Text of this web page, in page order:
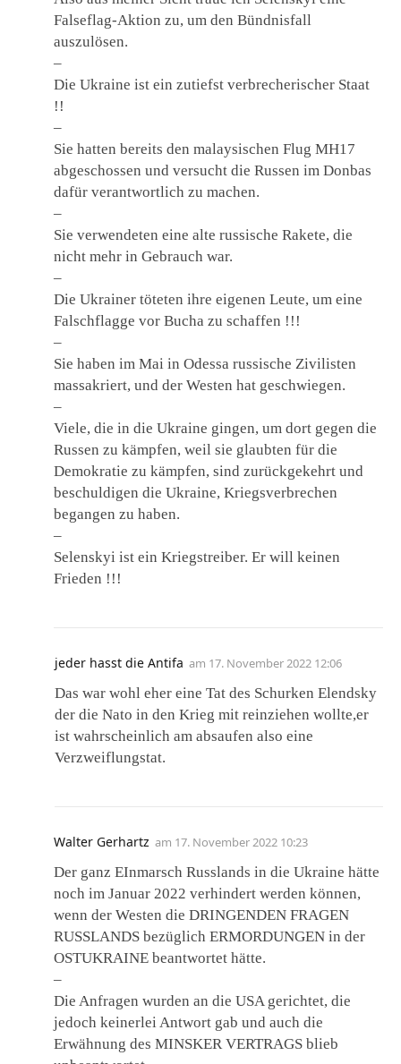
Falseflag-Aktion zu, um den Bündnisfall
auszulösen.
–
Die Ukraine ist ein zutiefst verbrecherischer Staat
!!
–
Sie hatten bereits den malaysischen Flug MH17
abgeschossen und versucht die Russen im Donbas
dafür verantwortlich zu machen.
–
Sie verwendeten eine alte russische Rakete, die
nicht mehr in Gebrauch war.
–
Die Ukrainer töteten ihre eigenen Leute, um eine
Falschflagge vor Bucha zu schaffen !!!
–
Sie haben im Mai in Odessa russische Zivilisten
massakriert, und der Westen hat geschwiegen.
–
Viele, die in die Ukraine gingen, um dort gegen die
Russen zu kämpfen, weil sie glaubten für die
Demokratie zu kämpfen, sind zurückgekehrt und
beschuldigen die Ukraine, Kriegsverbrechen
begangen zu haben.
–
Selenskyi ist ein Kriegstreiber. Er will keinen
Frieden !!!
jeder hasst die Antifa am 17. November 2022 12:06
Das war wohl eher eine Tat des Schurken Elendsky
der die Nato in den Krieg mit reinziehen wollte,er
ist wahrscheinlich am absaufen also eine
Verzweiflungstat.
Walter Gerhartz am 17. November 2022 10:23
Der ganz EInmarsch Russlands in die Ukraine hätte
noch im Januar 2022 verhindert werden können,
wenn der Westen die DRINGENDEN FRAGEN
RUSSLANDS bezüglich ERMORDUNGEN in der
OSTUKRAINE beantwortet hätte.
–
Die Anfragen wurden an die USA gerichtet, die
jedoch keinerlei Antwort gab und auch die
Erwähnung des MINSKER VERTRAGS blieb